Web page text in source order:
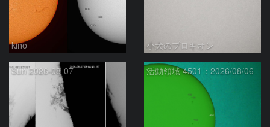
kino 小犬のプロキオン
Sun 2026-08-07 活動領域 4501：2026/08/06